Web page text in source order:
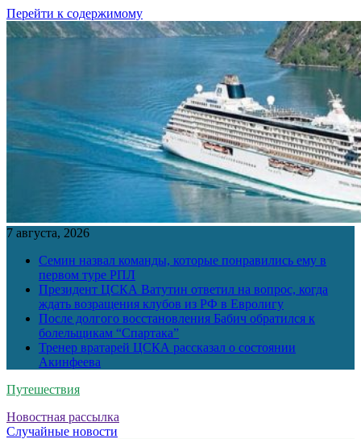
Перейти к содержимому
7 августа, 2026
Семин назвал команды, которые понравились ему в
первом туре РПЛ
Президент ЦСКА Ватутин ответил на вопрос, когда
ждать возращения клубов из РФ в Евролигу
После долгого восстановления Бабич обратился к
болельщикам “Спартака”
Тренер вратарей ЦСКА рассказал о состоянии
Акинфеева
Путешествия
Новостная рассылка
Случайные новости